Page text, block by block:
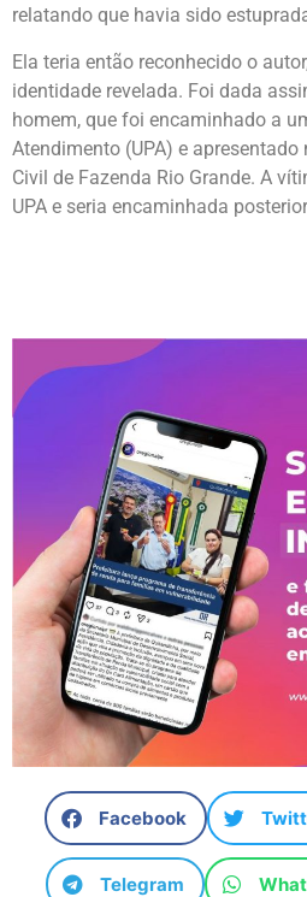
relatando que havia sido
Ela teria então reconhecido o
identidade revelada. Foi dada
homem, que foi encaminhado a
Atendimento (UPA) e
Civil de Fazenda Rio Grande. A
UPA e seria encaminhada
Facebook
Telegram